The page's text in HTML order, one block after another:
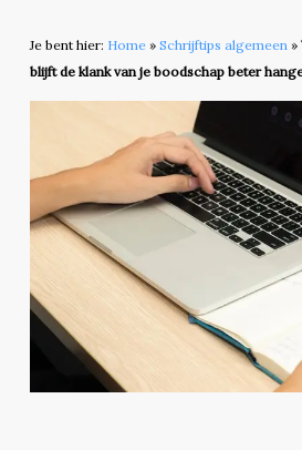
Je bent hier: Home» Schrijftips algemeen»
blijft de klank van je boodschap beter